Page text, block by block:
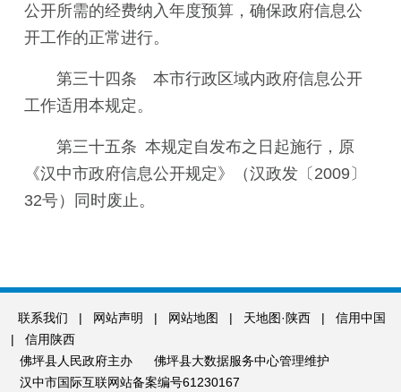
公开所需的经费纳入年度预算，确保政府信息公
开工作的正常进行。
第三十四条 本市行政区域内政府信息公开
工作适用本规定。
第三十五条 本规定自发布之日起施行，原
《汉中市政府信息公开规定》（汉政发〔2009〕
32号）同时废止。
联系我们 | 网站声明 | 网站地图 | 天地图·陕西 |
信用中国
|
信用陕西
佛坪县人民政府主办
佛坪县大数据服务中心管理维护
汉中市国际互联网站备案编号61230167